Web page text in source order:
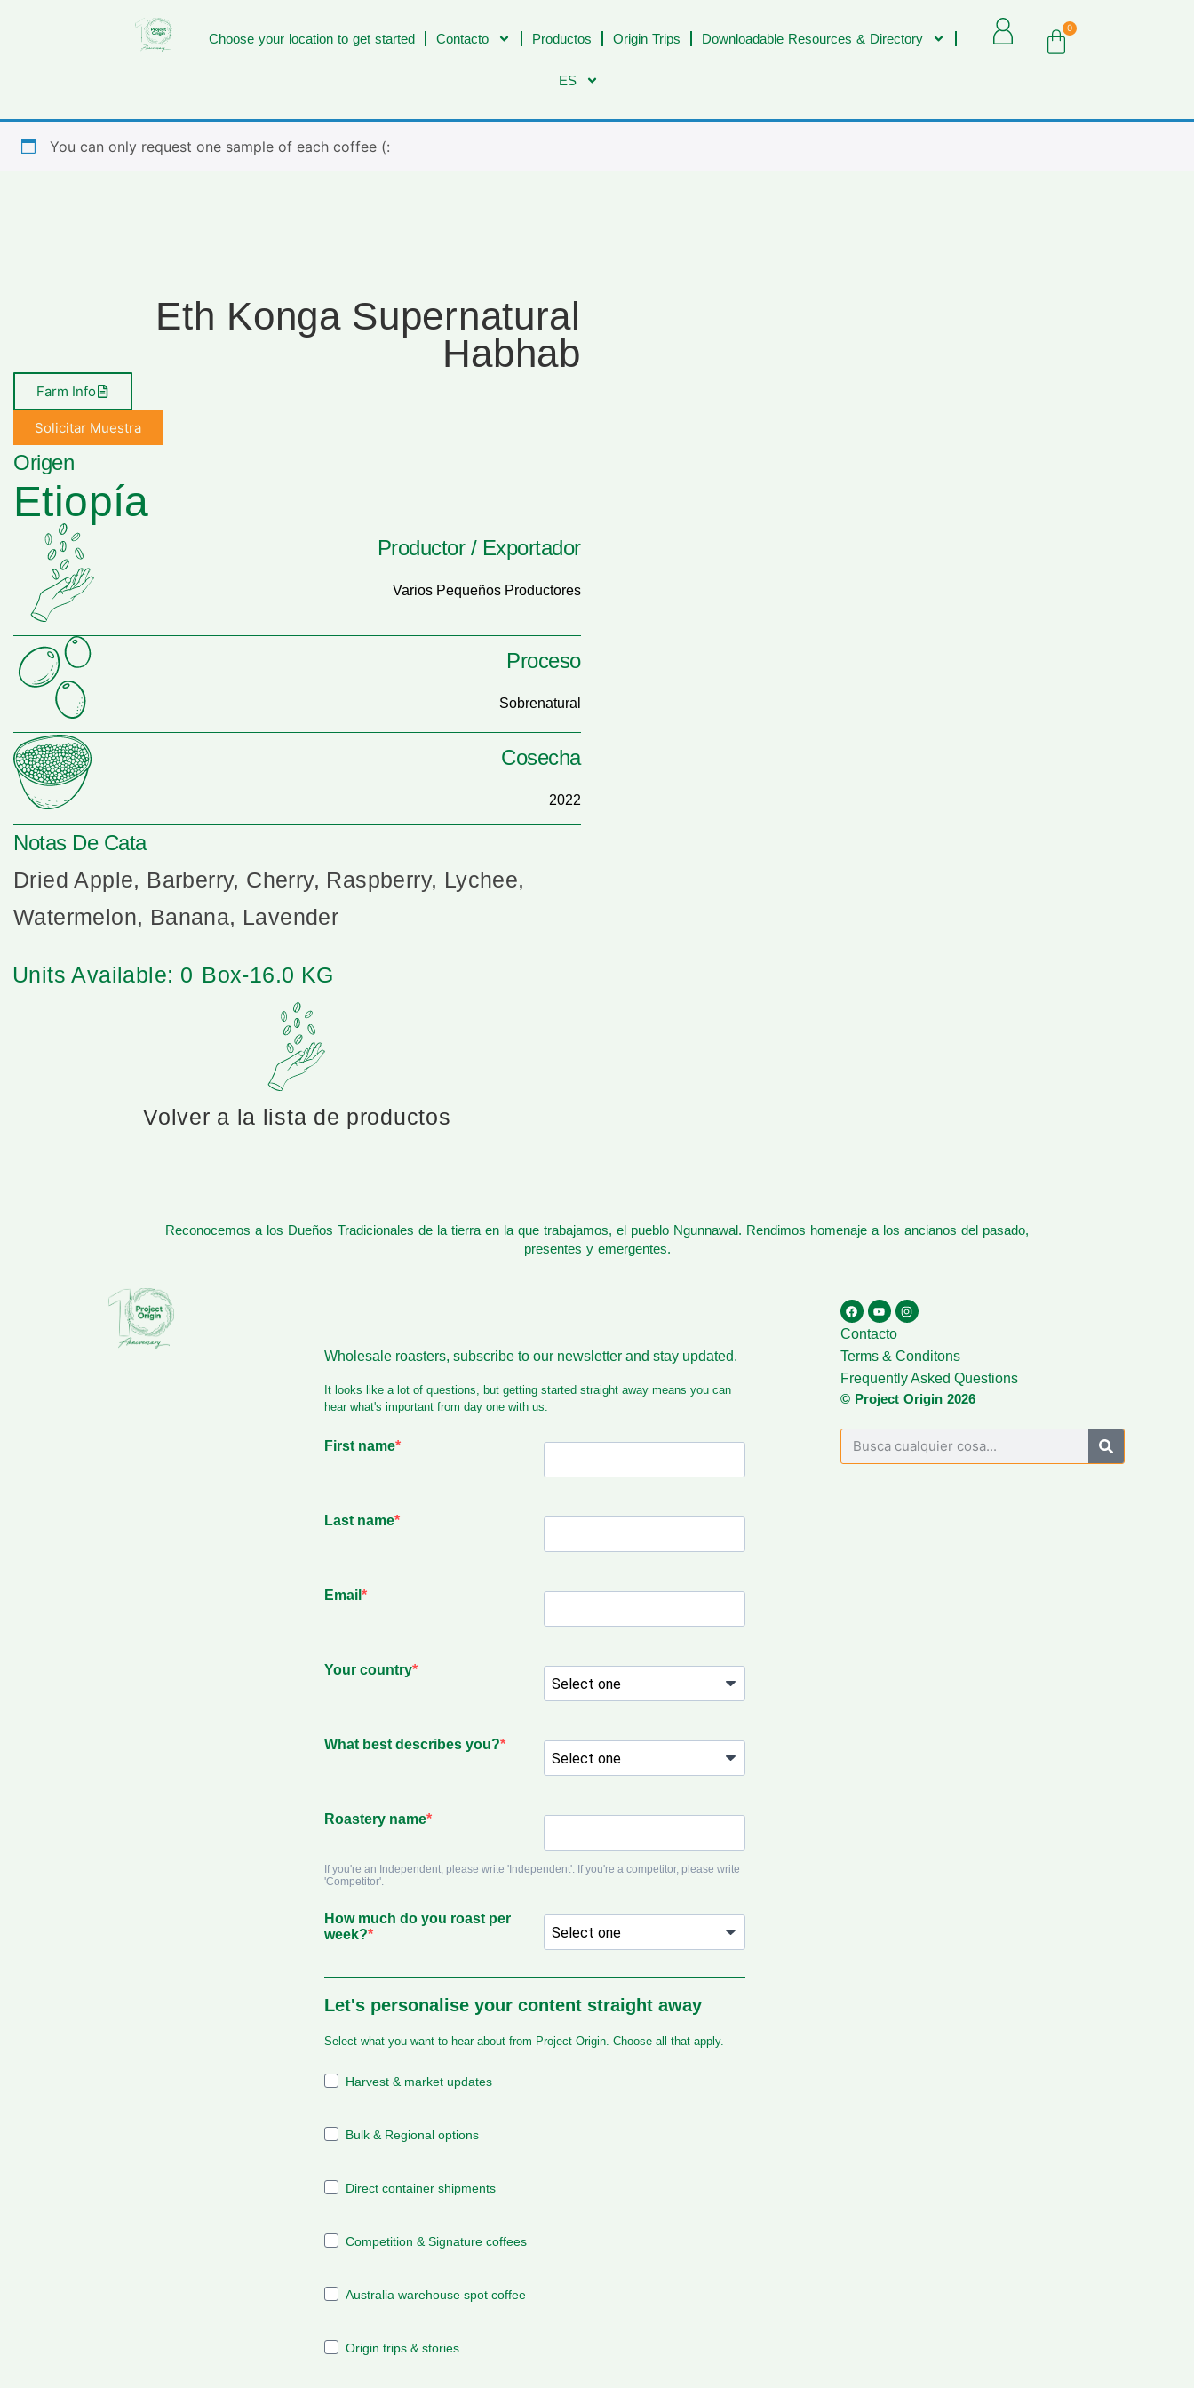
Choose your location to get started Contacto Productos Origin Trips Downloadable Resources & Directory
ES
0
You can only request one sample of each coffee (:
Eth Konga Supernatural
Habhab
Farm Info
Solicitar Muestra
Origen
Etiopía
Productor / Exportador
Varios Pequeños Productores
Proceso
Sobrenatural
Cosecha
2022
Notas De Cata
Dried Apple, Barberry, Cherry, Raspberry, Lychee,
Watermelon, Banana, Lavender
Units Available: 0 Box-16.0 KG
Volver a la lista de productos
Reconocemos a los Dueños Tradicionales de la tierra en la que trabajamos, el pueblo Ngunnawal. Rendimos homenaje a los ancianos del pasado,
presentes y emergentes.
Contacto
Terms & Conditons
Frequently Asked Questions
© Project Origin 2026